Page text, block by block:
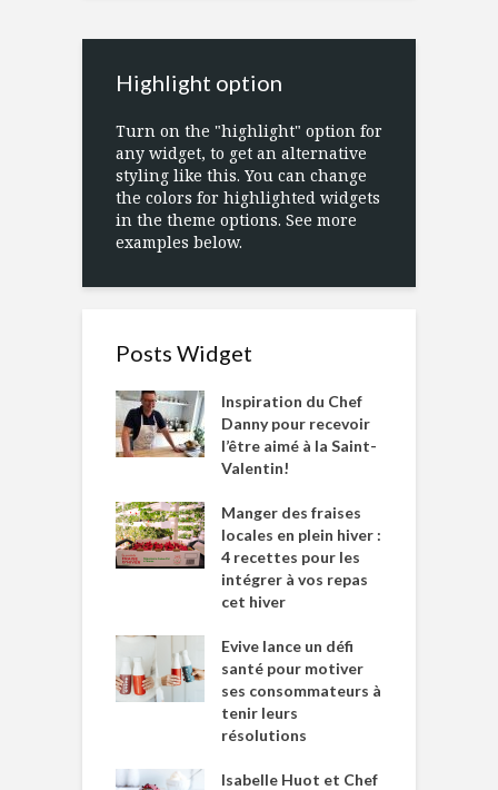
Highlight option
Turn on the "highlight" option for
any widget, to get an alternative
styling like this. You can change
the colors for highlighted widgets
in the theme options. See more
examples below.
Posts Widget
Inspiration du Chef
Danny pour recevoir
l’être aimé à la Saint-
Valentin!
Manger des fraises
locales en plein hiver :
4 recettes pour les
intégrer à vos repas
cet hiver
Evive lance un défi
santé pour motiver
ses consommateurs à
tenir leurs
résolutions
Isabelle Huot et Chef